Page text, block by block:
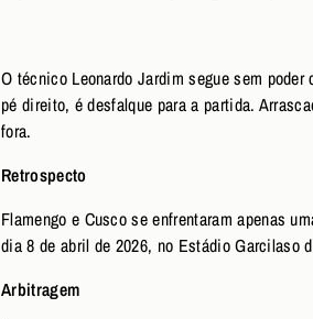
O técnico Leonardo Jardim segue sem
pé direito, é desfalque para a partida.
fora.
Retrospecto
Flamengo e Cusco se enfrentaram apenas
dia 8 de abril de 2026, no Estádio Garcilaso
Arbitragem